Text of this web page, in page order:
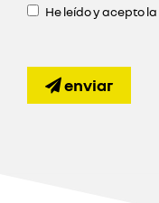
He leído y acepto la
enviar